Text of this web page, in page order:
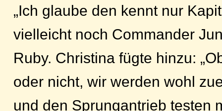
„Ich glaube den kennt nur
vielleicht noch Commander
Ruby. Christina fügte hinzu:
oder nicht, wir werden wohl
und den Sprungantrieb testen